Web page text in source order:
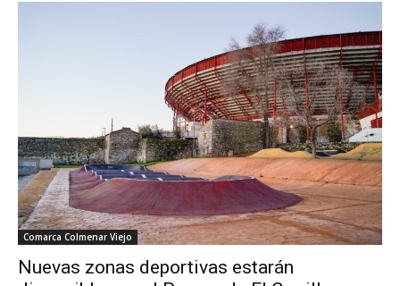
Comarca Colmenar Viejo
Nuevas zonas deportivas estarán